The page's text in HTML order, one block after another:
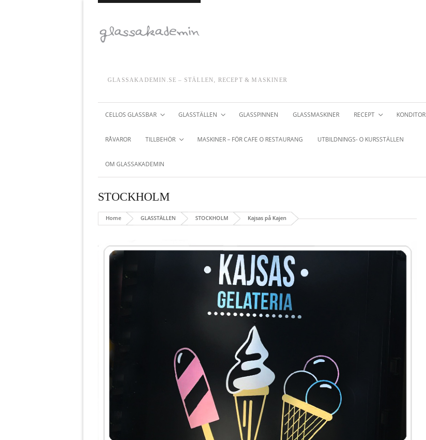
GLASSAKADEMIN.SE – STÄLLEN, RECEPT & MASKINER
CELLOS GLASSBAR GLASSTÄLLEN GLASSPINNEN GLASSMASKINER RECEPT KONDITOR
RÅVAROR TILLBEHÖR MASKINER – FÖR CAFE O RESTAURANG UTBILDNINGS- O KURSSTÄLLEN
OM GLASSAKADEMIN
STOCKHOLM
Home GLASSTÄLLEN STOCKHOLM Kajsas på Kajen